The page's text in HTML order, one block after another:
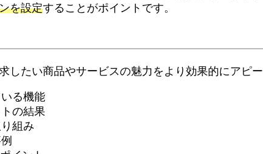
を設定することがポイントです。
したい商品やサービスの魅力をより効果的にアピ
る機能
の結果
組み